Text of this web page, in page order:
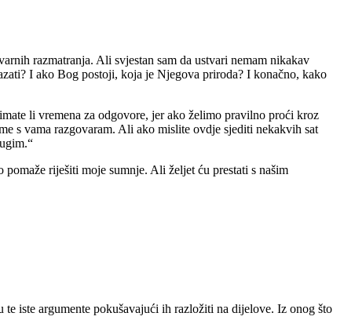
razmatranja. Ali svjestan sam da ustvari nemam nikakav
I ako Bog postoji, koja je Njegova priroda? I konačno, kako
li vremena za odgovore, jer ako želimo pravilno proći kroz
s vama razgovaram. Ali ako mislite ovdje sjediti nekakvih sat
riješiti moje sumnje. Ali željet ću prestati s našim
iste argumente pokušavajući ih razložiti na dijelove. Iz onog što